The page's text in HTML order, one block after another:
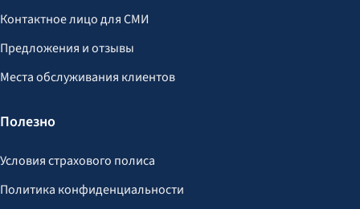
Контактное лицо для СМИ
Предложения и отзывы
Места обслуживания клиентов
Полезно
Условия страхового полиса
Политика конфиденциальности